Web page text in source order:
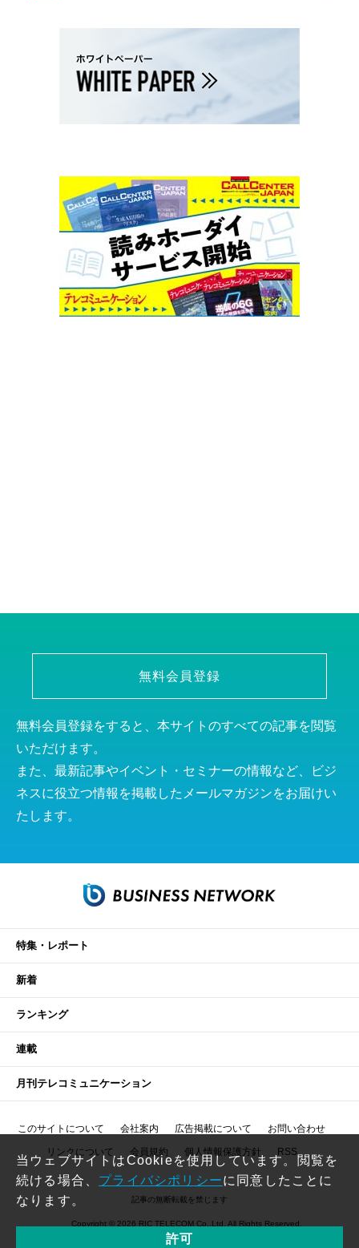
無料会員登録
無料会員登録をすると、本サイトのすべての記事を閲覧
いただけます。
また、最新記事やイベント・セミナーの情報など、ビジ
ネスに役立つ情報を掲載したメールマガジンをお届けい
たします。
特集・レポート
新着
ランキング
連載
月刊テレコミュニケーション
このサイトについて 会社案内 広告掲載について お問い合わせ
リンクについて 会員規約 個人情報保護方針 RSS
記事の無断転載を禁じます
Copyright © 2026 RIC TELECOM Co.,Ltd. All Rights Reserved.
当ウェブサイトはCookieを使用しています。閲覧を
続ける場合、 プライバシポリシーに同意したことに
なります。
許可